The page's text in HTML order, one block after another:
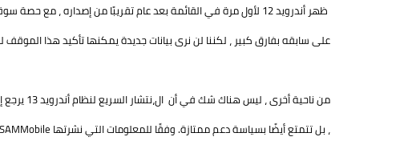
على سابقه بفارق كبير ، لكننا لن نرى بيانات جديدة يمكنها تأكيد هذا الموقف لمدة 3
من